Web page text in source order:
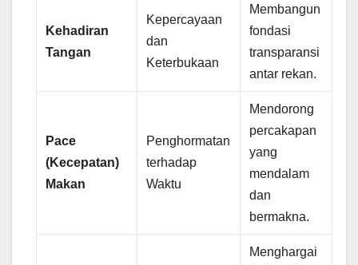
Kehadiran
Tangan
Kepercayaan
dan
Keterbukaan
Membangun
fondasi
transparansi
antar rekan.
Pace
(Kecepatan)
Makan
Penghormatan
terhadap
Waktu
Mendorong
percakapan
yang
mendalam
dan
bermakna.
Menghargai